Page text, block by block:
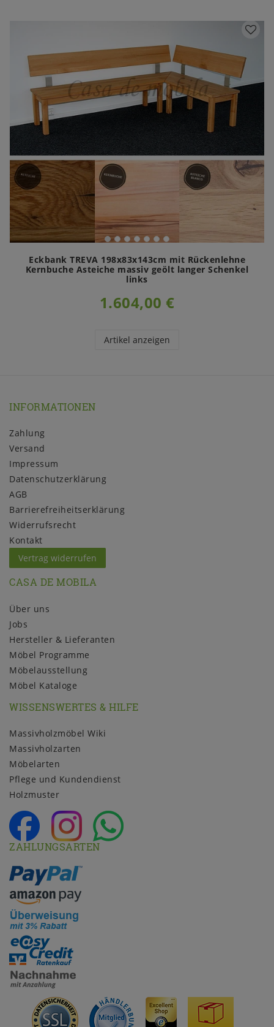
Eckbank TREVA 198x83x143cm mit Rückenlehne
Kernbuche Asteiche massiv geölt langer Schenkel
links
1.604,00 €
Artikel anzeigen
INFORMATIONEN
Zahlung
Versand
Impressum
Daten­schutz­erklärung
AGB
Barrierefreiheitserklärung
Widerrufs­recht
Kontakt
Vertrag widerrufen
CASA DE MOBILA
Über uns
Jobs
Hersteller & Lieferanten
Möbel Programme
Möbelausstellung
Möbel Kataloge
WISSENSWERTES & HILFE
Massivholzmöbel Wiki
Massivholzarten
Möbelarten
Pflege und Kundendienst
Holzmuster
ZAHLUNGSARTEN